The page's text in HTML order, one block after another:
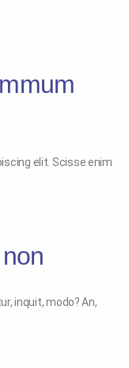
elit. Scisse enim
inquit, modo? An,